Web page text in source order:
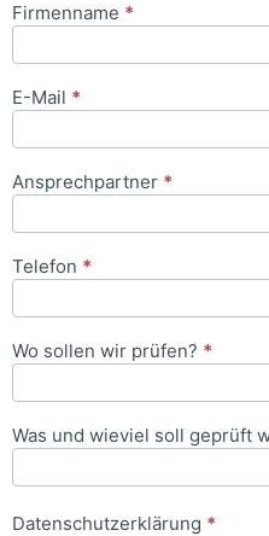
Anfrageformular
Firmenname *
E-Mail *
Ansprechpartner *
Telefon *
Wo sollen wir prüfen? *
Was und wieviel soll geprüft
Datenschutzerklärung *